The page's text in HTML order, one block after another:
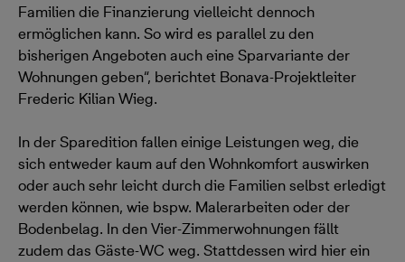
Familien die Finanzierung vielleicht dennoch
ermöglichen kann. So wird es parallel zu den
bisherigen Angeboten auch eine Sparvariante der
Wohnungen geben“, berichtet Bonava-Projektleiter
Frederic Kilian Wieg.
In der Sparedition fallen einige Leistungen weg, die
sich entweder kaum auf den Wohnkomfort auswirken
oder auch sehr leicht durch die Familien selbst erledigt
werden können, wie bspw. Malerarbeiten oder der
Bodenbelag. In den Vier-Zimmerwohnungen fällt
zudem das Gäste-WC weg. Stattdessen wird hier ein